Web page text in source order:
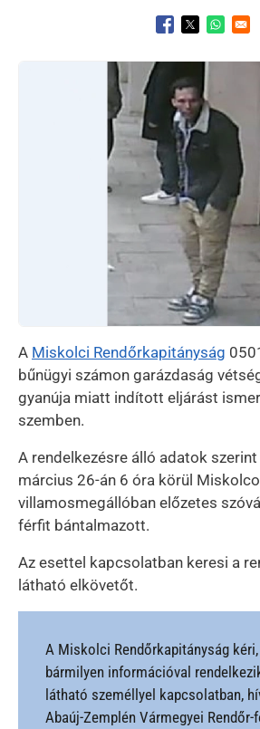
Opens in a
Opens in a
Opens
A Miskolci Rendőrkapitányság
bűnügyi számon garázdaság
gyanúja miatt indított eljárást
szemben.
A rendelkezésre álló adatok
március 26-án 6 óra körül
villamosmegállóban előzetes
férfit bántalmazott.
Az esettel kapcsolatban keresi a
látható elkövetőt.
A Miskolci Rendőrkapitányság
bármilyen információval
látható személlyel kapcsolatban,
Abaúj-Zemplén Vármegyei